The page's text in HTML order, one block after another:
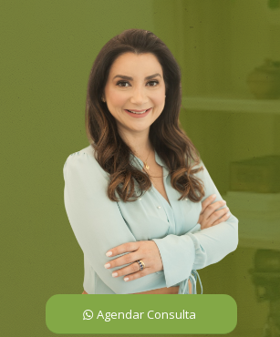
Agendar Consulta